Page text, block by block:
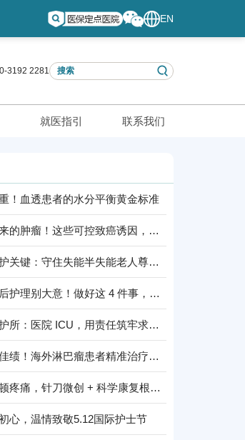
EN
3192 2281
就医指引 联系我们
！血透患者的水分平衡黄金标准
没有突如其来的肿瘤！这些可控致癌诱因，越早知道越安全
医养结合照护关键：守住失能半失能老人尊严防线
肿瘤介入术后护理别大意！做好这 4 件事，助肿瘤患者顺利康复
重症生命庇护所：医院 ICU，用责任筑牢求生防线！
微创介入创佳绩！海外淋巴瘤患者精准治疗后顺利康复
远离手指卡顿疼痛，针刀微创 + 科学康复根治腱鞘炎
心，温情致敬5.12国际护士节